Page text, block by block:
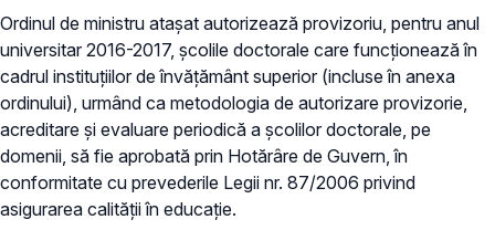
Ordinul de ministru ataşat autorizează provizoriu, pentru anul
universitar 2016-2017, şcolile doctorale care funcţionează în
cadrul instituţiilor de învăţământ superior (incluse în anexa
ordinului), urmând ca metodologia de autorizare provizorie,
acreditare şi evaluare periodică a şcolilor doctorale, pe
domenii, să fie aprobată prin Hotărâre de Guvern, în
conformitate cu prevederile Legii nr. 87/2006 privind
asigurarea calităţii în educaţie.